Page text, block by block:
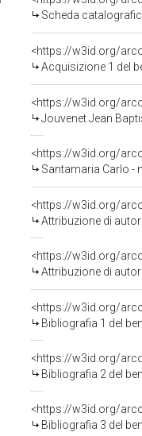
Scheda
<https://w3id.org/
Acquisizione 1 del
<https://w3id.org/
Jouvenet Jean
<https://w3id.org/
Santamaria Carlo -
<https://w3id.org/
Attribuzione di
<https://w3id.org/
Attribuzione di
<https://w3id.org/
Bibliografia 1 del
<https://w3id.org/
Bibliografia 2 del
<https://w3id.org/
Bibliografia 3 del